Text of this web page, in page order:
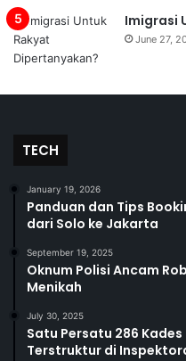
Imigrasi
June 27,
TECH
January 19, 2026
Panduan dan Tips
dari Solo ke Jakarta
September 19, 2025
Oknum Polisi Ancam
Menikah
July 30, 2025
Satu Persatu 286
Terstruktur di